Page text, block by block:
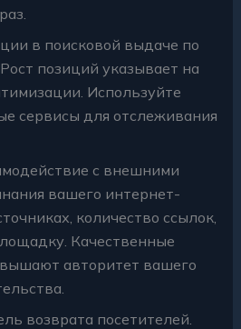
в поисковой выдаче по
позиций указывает на
Используйте
сервисы для отслеживания
с внешними
вашего интернет-
количество ссылок,
Качественные
авторитет вашего
возврата посетителей.